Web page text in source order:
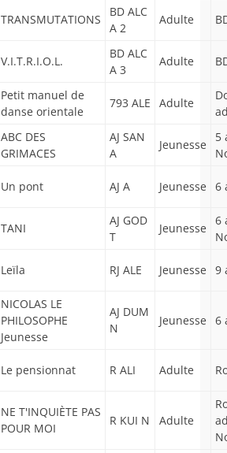
TRANSMUTATIONS
BD ALC
A 2
Adulte
V.I.T.R.I.O.L.
BD ALC
A 3
Adulte
Petit manuel de
danse orientale
793 ALE Adulte
ABC DES
GRIMACES
AJ SAN
A
Jeunesse
5
Un pont AJ A Jeunesse 6
TANI
AJ GOD
T
Jeunesse
6
Leïla RJ ALE Jeunesse 9
NICOLAS LE
PHILOSOPHE
Jeunesse
AJ DUM
N
Jeunesse 6
Le pensionnat R ALI Adulte
NE T'INQUIÈTE PAS
POUR MOI
R KUI N Adulte